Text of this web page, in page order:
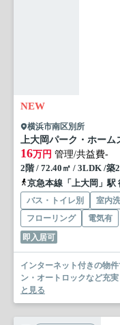
NEW
横浜市南区別所
上大岡パーク・ホーム
16万円 管理/共益費-
2階 / 72.40㎡ / 3LDK /築
京急本線「上大岡」駅
バス・トイレ別 室内
フローリング
電気有
即入居可
インターネット付きの物
ン・オートロックなど充
と見る